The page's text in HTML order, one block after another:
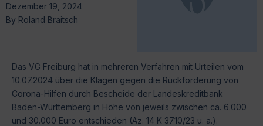
Dezember 19, 2024
By Roland Braitsch
Das VG Freiburg hat in mehreren Verfahren mit Urteilen vom
10.07.2024 über die Klagen gegen die Rückforderung von
Corona-Hilfen durch Bescheide der Landeskreditbank
Baden-Württemberg in Höhe von jeweils zwischen ca. 6.000
und 30.000 Euro entschieden (Az. 14 K 3710/23 u. a.).